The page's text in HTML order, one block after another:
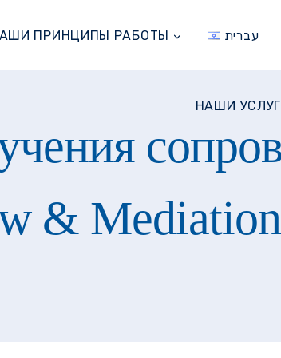
ПРИНЦИПЫ РАБОТЫ עברית
НАШИ
&